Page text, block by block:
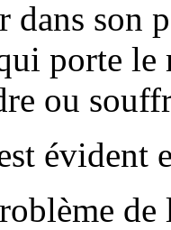
son
porte le
ou
évident